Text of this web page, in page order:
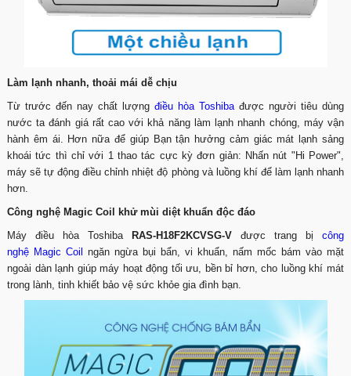
Làm lạnh nhanh, thoải mái dễ chịu
Từ trước đến nay chất lượng điều hòa Toshibađược người tiêu dùng
nước ta đánh giá rất cao với khả năng làm lạnh nhanh chóng, máy vận
hành êm ái. Hơn nữa để giúp Bạn tận hưởng cảm giác mát lạnh sảng
khoái tức thì chỉ với 1 thao tác cực kỳ đơn giản: Nhấn nút "Hi Power",
máy sẽ tự động điều chỉnh nhiệt độ phòng và luồng khí để làm lạnh nhanh
hơn.
Công nghệ Magic Coil khử mùi diệt khuẩn độc đáo
Máy điều hòa Toshiba
RAS-H18F2KCVSG-V được trang bị công
nghệ Magic Coil
ngăn ngừa bụi bẩn, vi khuẩn, nấm mốc bám vào mặt
ngoài dàn lạnh giúp máy hoạt động tối ưu, bền bỉ hơn, cho luồng khí mát
trong lành, tinh khiết bảo vệ sức khỏe gia đình bạn.